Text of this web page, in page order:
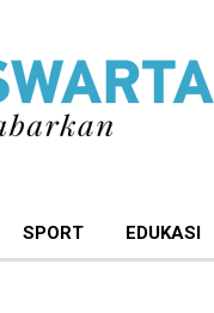
SPORT EDUKASI